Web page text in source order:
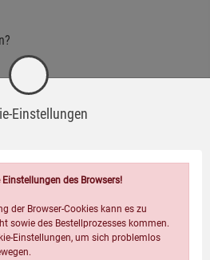
Einstellungen
des Browsers!
der Browser-Cookies kann es zu
sowie des Bestellprozesses kommen.
Einstellungen, um sich problemlos